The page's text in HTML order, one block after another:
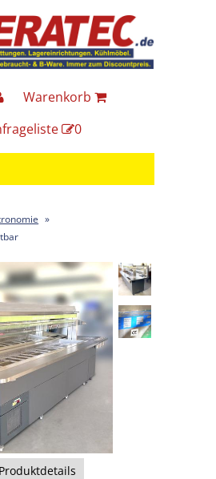
Warenkorb
0
»
Produktdetails